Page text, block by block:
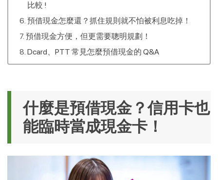
比較 !
預借現金怎麼還？抓住規則就不怕被利息吃掉！
預借現金方便，但更需要聰明規劃！
Dcard、PTT 常見怎麼預借現金的 Q&A
什麼是預借現金？信用卡也
能臨時當成現金卡！